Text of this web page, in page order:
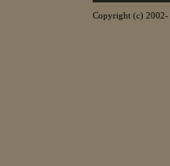
Copyright (c) 2002-